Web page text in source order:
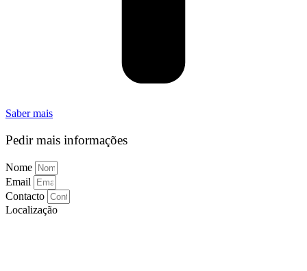
Saber mais
Pedir mais informações
Nome
Email
Contacto
Localização